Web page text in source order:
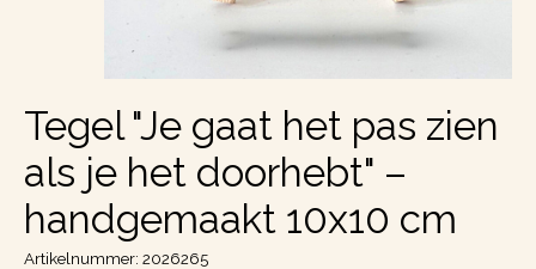
Tegel "Je gaat het pas zien
als je het doorhebt" –
handgemaakt 10x10 cm
Artikelnummer: 2026265